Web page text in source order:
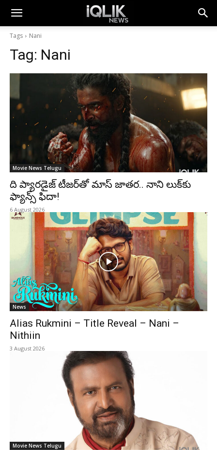
Tags Nani
Tag: Nani
Movie News Telugu
ది ప్యారడైజ్ టీజర్‌తో మాస్ జాతర.. నాని లుక్‌కు
ఫ్యాన్స్ ఫిదా!
6 August 2026
News
Alias Rukmini – Title Reveal – Nani –
Nithiin
3 August 2026
Movie News Telugu